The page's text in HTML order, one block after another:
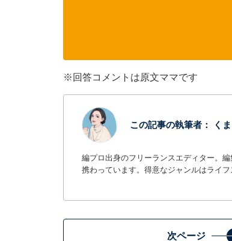
※回答コメントは原文ママです
この記事の執筆者： く
編プロ出身のフリーランスエディター。
携わっています。得意なジャンルはライ
次ページ